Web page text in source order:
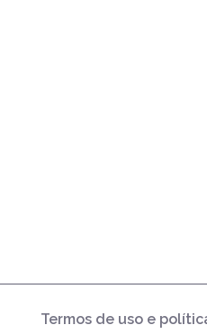
Termos de uso e